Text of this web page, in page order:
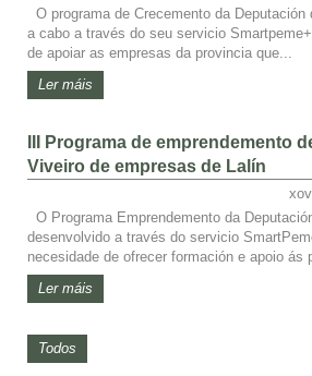
O programa de Crecemento da
a cabo a través do seu servicio
de apoiar as empresas da provincia que...
Ler máis
III Programa de emprendemento
Viveiro de empresas de Lalín
O Programa Emprendemento da
desenvolvido a través do servicio
necesidade de ofrecer formación e apoio ás
Ler máis
Todos